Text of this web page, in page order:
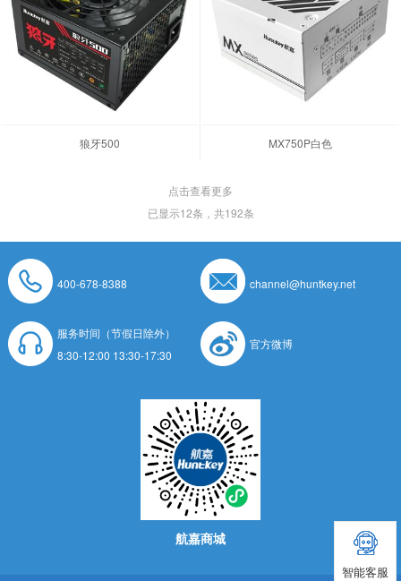
狼牙500 MX750P白色
点击查看更多
已显示12条，共192条
400-678-8388 channel@huntkey.net
服务时间（节假日除外）
8:30-12:00 13:30-17:30
官方微博
航嘉商城
智能客服